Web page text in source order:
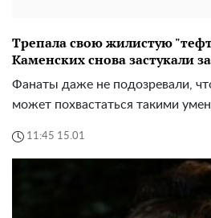
Трепала свою жилистую
Каменских снова застукали
Фанаты даже не подозревали,
может похвастаться такими
11:45 15.01